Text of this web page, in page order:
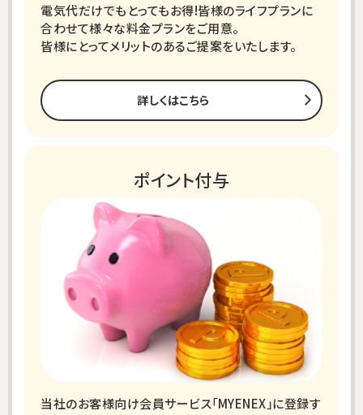
電気代だけでもとってもお得!皆様のライフプランに
合わせて様々な料金プランをご用意。
皆様にとってメリットのあるご提案をいたします。
詳しくはこちら
ポイント付与
当社のお客様向け会員サービス「MYENEX」に登録す